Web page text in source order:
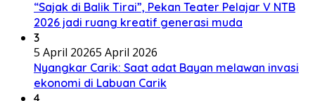
“Sajak di Balik Tirai”, Pekan Teater Pelajar V NTB
2026 jadi ruang kreatif generasi muda
3
5 April 20265 April 2026
Nyangkar Carik: Saat adat Bayan melawan invasi
ekonomi di Labuan Carik
4